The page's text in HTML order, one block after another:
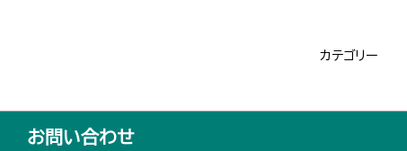
カテゴリー
お問い合わせ